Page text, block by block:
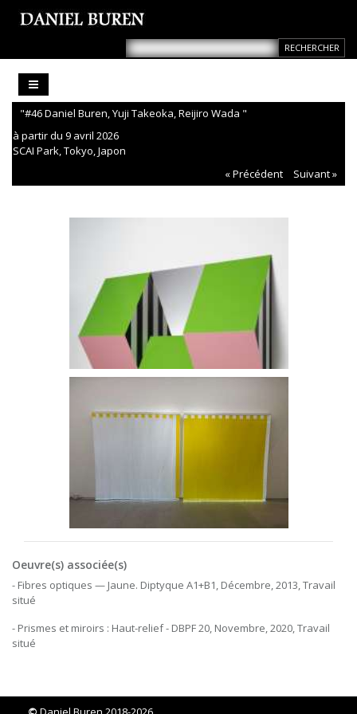
"#46 Daniel Buren, Yuji Takeoka, Reijiro Wada "
à partir du 9 avril 2026
SCAI Park, Tokyo, Japon
« Précédent
Suivant »
Oeuvre(s) associée(s)
- Fibres optiques — Jaune. Diptyque A1+B1, Décembre, 2013, Travail
situé
- Prismes et miroirs : Haut-relief - DBPF 20, Novembre, 2020, Travail
situé